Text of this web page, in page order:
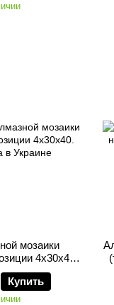
мозаики
4х30х40.
света
Купить